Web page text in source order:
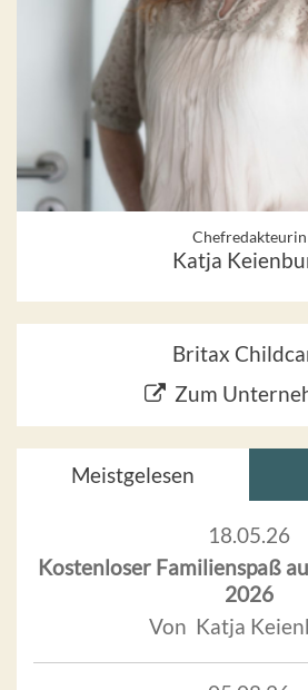
Chefredakteurin
Katja
Britax
Zum
Meistgelesen
18.05.26
Kostenloser Familienspaß
2026
Von Katja